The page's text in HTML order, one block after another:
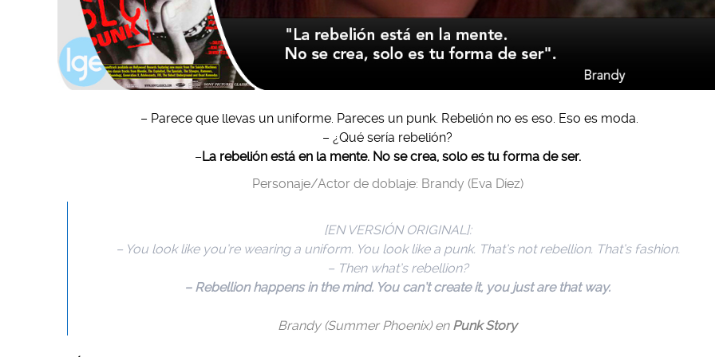
– Parece que llevas un uniforme. Pareces un punk. Rebelión no es eso. Eso es moda.
– ¿Qué sería rebelión?
–La rebelión está en la mente. No se crea, solo es tu forma de ser.
Personaje/Actor de doblaje: Brandy (Eva Díez)
[EN VERSIÓN ORIGINAL]:
– You look like you’re wearing a uniform. You look like a punk. That’s not rebellion. That’s fashion.
– Then what’s rebellion?
– Rebellion happens in the mind. You can’t create it, you just are that way.
Brandy (Summer Phoenix) en Punk Story